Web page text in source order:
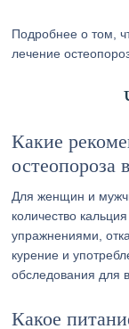
Подробнее о том,
лечение
Какие
Для женщин и
количество
упражнениями,
курение и
обследования для
Какое